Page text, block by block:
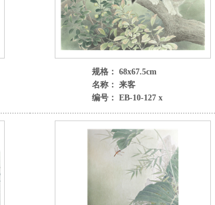
规格： 68x67.5cm
名称： 来客
编号： EB-10-127 x